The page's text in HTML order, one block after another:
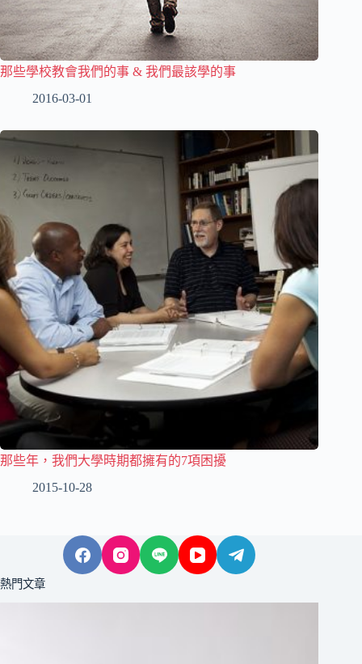
那些學校教會我們的事 & 我們最該學的事
2016-03-01
那些年，我們大學時期都擁有的7項困擾
2015-10-28
熱門文章